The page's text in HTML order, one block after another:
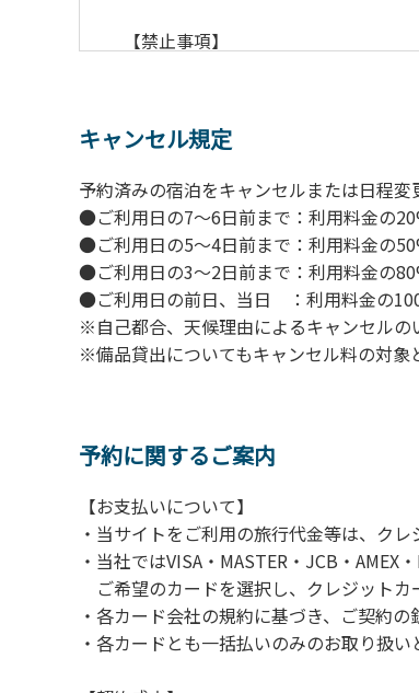
【禁止事項】
３.夜間を通しての火の利用（消灯時
４.所定の場所以外での火の利用（喫
５.強風時の野外での火の利用（管理
６.花火
７.周囲に迷惑となるような行為（夜
８.ごみの投棄
９.備品の施設外への持ち出し
１０.補助犬以外の動物のロッジ内部
【ペット同伴における利用について
２.糞尿の放置は禁止です。飼い主が
キャンセル規定
予約済みの宿泊をキャンセルまたは日程変
●ご利用日の7～6日前まで：利用料金の
●ご利用日の5～4日前まで：利用料金の
●ご利用日の3～2日前まで：利用料金の
●ご利用日の前日、当日 ：利用料金の
※自己都合、天候理由によるキャンセルの
※備品貸出についてもキャンセル料の対象
予約に関するご案内
【お支払いについて】
・当サイトをご利用の旅行代金等は、クレ
・当社ではVISA・MASTER・JCB・AMEX
ご希望のカードを選択し、クレジットカ
・各カード会社の規約に基づき、ご契約
・各カードとも一括払いのみのお取り扱い